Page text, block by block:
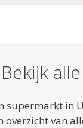
Bekijk
supermarkt in
overzicht van